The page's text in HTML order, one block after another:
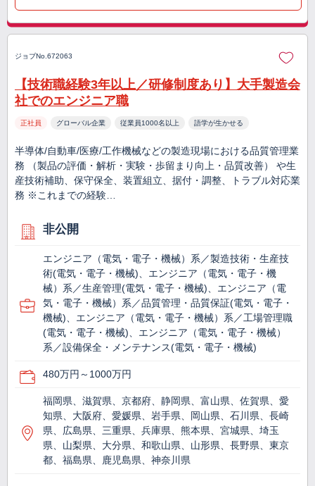
ジョブNo.672063
【技術職経験3年以上／研修制度あり】大手製造会
社でのエンジニア職
正社員 グローバル企業 従業員1000名以上 語学が生かせる
半導体/自動車/医療/工作機械などの製造現場における品質管理業
務 （製品の評価・解析・実験・歩留まり向上・品質改善） や生
産技術補助、保守保全、装置組立、据付・調整、トラブル対応業
務 ※これまでの経験…
非公開
エンジニア（電気・電子・機械）系／製造技術・生産技
術(電気・電子・機械)、エンジニア（電気・電子・機
械）系／生産管理(電気・電子・機械)、エンジニア（電
気・電子・機械）系／品質管理・品質保証(電気・電子・
機械)、エンジニア（電気・電子・機械）系／工場管理職
(電気・電子・機械)、エンジニア（電気・電子・機械）
系／設備保全・メンテナンス(電気・電子・機械)
480万円～1000万円
福岡県、滋賀県、京都府、静岡県、富山県、佐賀県、愛
知県、大阪府、愛媛県、岩手県、岡山県、石川県、長崎
県、広島県、三重県、兵庫県、熊本県、宮城県、埼玉
県、山梨県、大分県、和歌山県、山形県、長野県、東京
都、福島県、鹿児島県、神奈川県